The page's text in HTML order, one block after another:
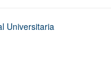
Universitaria